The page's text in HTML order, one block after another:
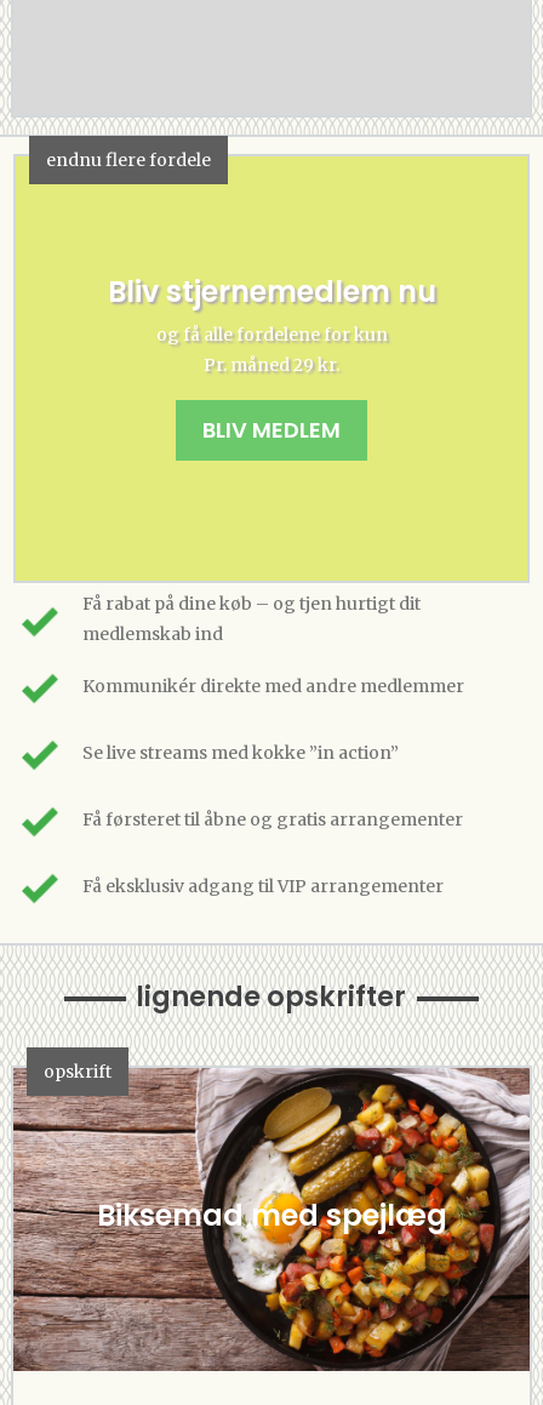
endnu flere fordele
Bliv stjernemedlem nu
og få alle fordelene for kun
Pr. måned 29 kr.
BLIV MEDLEM
Få rabat på dine køb – og tjen hurtigt dit
medlemskab ind
Kommunikér direkte med andre medlemmer
Se live streams med kokke ”in action”
Få førsteret til åbne og gratis arrangementer
Få eksklusiv adgang til VIP arrangementer
lignende opskrifter
opskrift
Biksemad med spejlæg